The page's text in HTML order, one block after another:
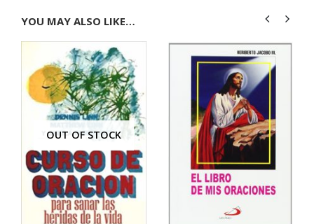
YOU MAY ALSO LIKE…
,LIBROS QUE CAMBIAN VIDAS
OUT OF STOCK